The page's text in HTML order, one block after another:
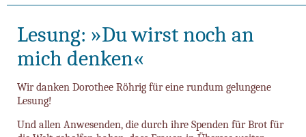
Lesung: »Du wirst noch an
mich denken«
Wir danken Dorothee Röhrig für eine rundum gelungene
Lesung!
Und allen Anwesenden, die durch ihre Spenden für Brot für